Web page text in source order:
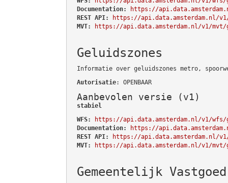
Documentation:
https://
REST API:
https://api.data.amsterdam.nl/
MVT:
https://api.data.amsterdam.nl/v1/mvt/
Geluidszones
Informatie over geluidszones metro,
Autorisatie: OPENBAAR
Aanbevolen versie (v1)
stabiel
WFS:
https://api.data.amsterdam.nl/v1/wfs/
Documentation:
https://
REST API:
https://api.data.amsterdam.nl/
MVT:
https://api.data.amsterdam.nl/v1/mvt/
Gemeentelijk Vastgoed